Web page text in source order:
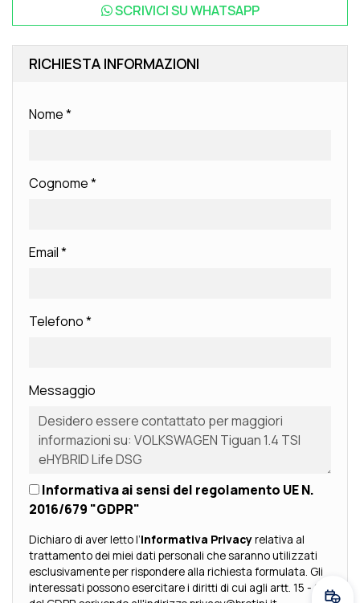
SCRIVICI SUWHATSAPP
RICHIESTA INFORMAZIONI
Nome*
Cognome*
Email*
Telefono*
Messaggio
Informativa ai sensi del regolamento UE N.
2016/679 "GDPR"
Dichiaro di aver letto l’Informativa Privacyrelativa al
trattamento dei miei dati personali che saranno utilizzati
esclusivamente per rispondere alla richiesta formulata. Gli
interessati possono esercitare i diritti di cui agli artt. 15 - 23